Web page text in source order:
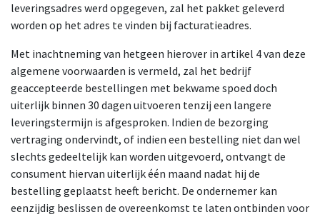
leveringsadres werd opgegeven, zal het pakket geleverd
worden op het adres te vinden bij facturatieadres.
Met inachtneming van hetgeen hierover in artikel 4 van deze
algemene voorwaarden is vermeld, zal het bedrijf
geaccepteerde bestellingen met bekwame spoed doch
uiterlijk binnen 30 dagen uitvoeren tenzij een langere
leveringstermijn is afgesproken. Indien de bezorging
vertraging ondervindt, of indien een bestelling niet dan wel
slechts gedeeltelijk kan worden uitgevoerd, ontvangt de
consument hiervan uiterlijk één maand nadat hij de
bestelling geplaatst heeft bericht. De ondernemer kan
eenzijdig beslissen de overeenkomst te laten ontbinden voor